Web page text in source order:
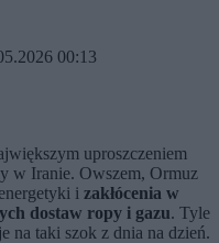
00:13
uproszczeniem
w Iranie. Owszem, Ormuz
i zakłócenia w
dostaw ropy i gazu. Tyle
na taki szok z dnia na dzień.